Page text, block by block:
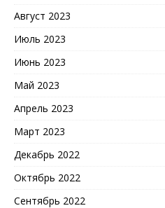
Август 2023
Июль 2023
Июнь 2023
Май 2023
Апрель 2023
Март 2023
Декабрь 2022
Октябрь 2022
Сентябрь 2022